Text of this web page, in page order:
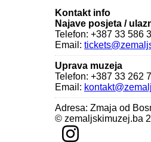
Kontakt info
Najave posjeta /
Telefon: +387 33 586
Email:
Uprava muzeja
Telefon: +387 33 262
Email:
Adresa: Zmaja od
© zemaljskimuzej.ba